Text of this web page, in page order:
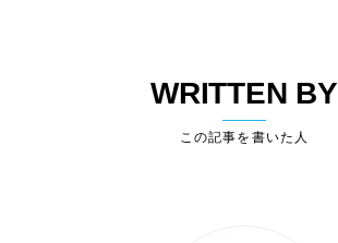
WRITTEN BY
この記事を書いた人